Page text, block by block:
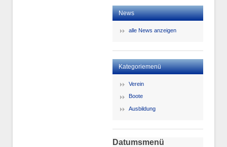
News
alle News anzeigen
Kategoriemenü
Verein
Boote
Ausbildung
Datumsmenü